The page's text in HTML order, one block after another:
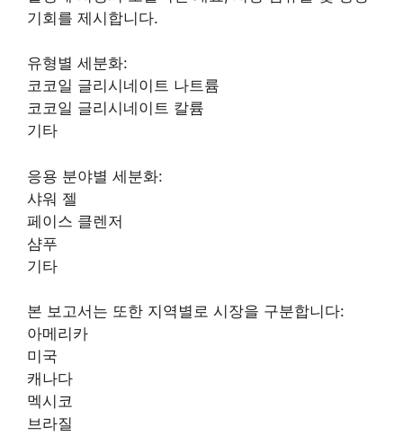
기회를 제시합니다.
유형별 세분화:
코코일 글리시네이트 나트륨
코코일 글리시네이트 칼륨
기타
응용 분야별 세분화:
샤워 젤
페이스 클렌저
샴푸
기타
본 보고서는 또한 지역별로 시장을 구분합니다:
아메리카
미국
캐나다
멕시코
브라질